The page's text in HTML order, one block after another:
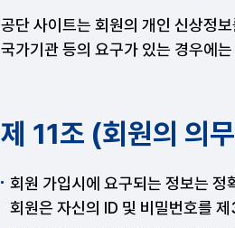
공단 사이트는 회원의 개인 신상정
국가기관 등의 요구가 있는 경우에
제 11조 (회원의 의
회원 가입시에 요구되는 정보는 정
회원은 자신의 ID 및 비밀번호를